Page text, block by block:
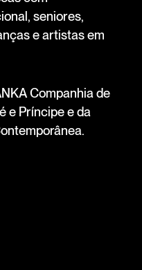
seniores,
e artistas em
Companhia de
e Príncipe e da